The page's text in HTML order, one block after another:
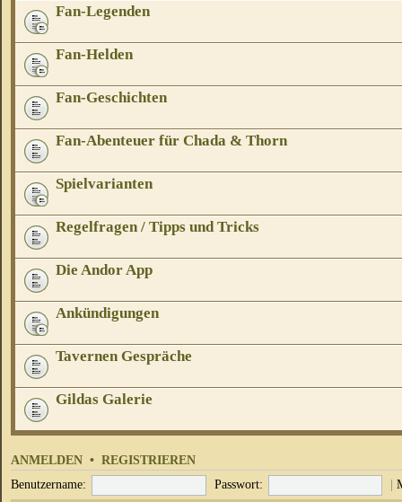
Fan-Legenden
Fan-Helden
Fan-Geschichten
Fan-Abenteuer für Chada & Thorn
Spielvarianten
Regelfragen / Tipps und Tricks
Die Andor App
Ankündigungen
Tavernen Gespräche
Gildas Galerie
ANMELDEN • REGISTRIEREN
Benutzername: Passwort: |